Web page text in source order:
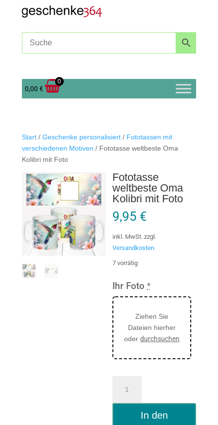
0,00 €
0
Start/ Geschenke personalisiert/ Fototassen mit
verschiedenen Motiven / Fototasse weltbeste Oma
Kolibri mit Foto
Fototasse
weltbeste Oma
Kolibri mit Foto
9,95 €
inkl. MwSt. zzgl.
Versandkosten
7 vorrätig
Ihr Foto *
Ziehen Sie
Dateien hierher
oderdurchsuchen
weltbeste
Oma
In den